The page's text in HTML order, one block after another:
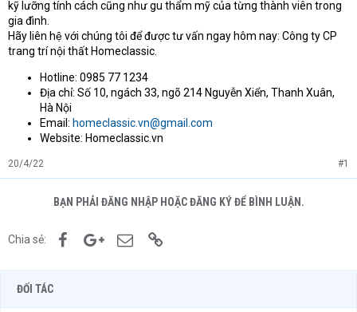
kỹ lưỡng tính cách cũng như gu thẩm mỹ của từng thành viên trong
gia đình.
Hãy liên hệ với chúng tôi để được tư vấn ngay hôm nay: Công ty CP
trang trí nội thất Homeclassic.
Hotline: 0985 77 1234
Địa chỉ: Số 10, ngách 33, ngõ 214 Nguyễn Xiển, Thanh Xuân,
Hà Nội
Email: homeclassic.vn@gmail.com
Website: Homeclassic.vn
20/4/22 #1
BẠN PHẢI ĐĂNG NHẬP HOẶC ĐĂNG KÝ ĐỂ BÌNH LUẬN.
Chia sẻ: FacebookGoogle+Email
ĐỐI TÁC